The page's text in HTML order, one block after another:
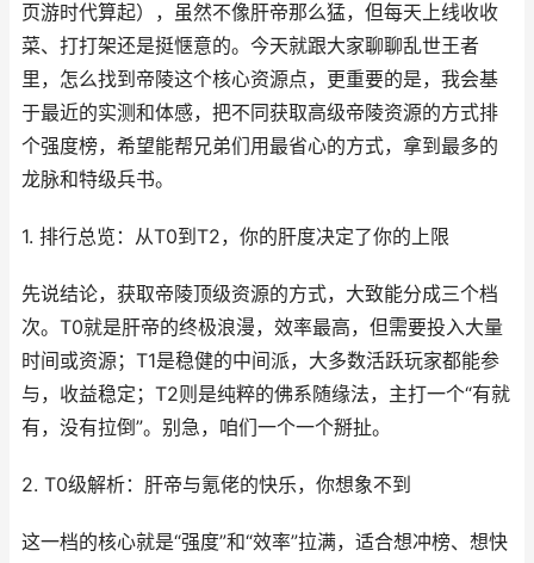
页游时代算起），虽然不像肝帝那么猛，但每天上线收收
菜、打打架还是挺惬意的。今天就跟大家聊聊乱世王者
里，怎么找到帝陵这个核心资源点，更重要的是，我会基
于最近的实测和体感，把不同获取高级帝陵资源的方式排
个强度榜，希望能帮兄弟们用最省心的方式，拿到最多的
龙脉和特级兵书。
1. 排行总览：从T0到T2，你的肝度决定了你的上限
先说结论，获取帝陵顶级资源的方式，大致能分成三个档
次。T0就是肝帝的终极浪漫，效率最高，但需要投入大量
时间或资源；T1是稳健的中间派，大多数活跃玩家都能参
与，收益稳定；T2则是纯粹的佛系随缘法，主打一个“有就
有，没有拉倒”。别急，咱们一个一个掰扯。
2. T0级解析：肝帝与氪佬的快乐，你想象不到
这一档的核心就是“强度”和“效率”拉满，适合想冲榜、想快